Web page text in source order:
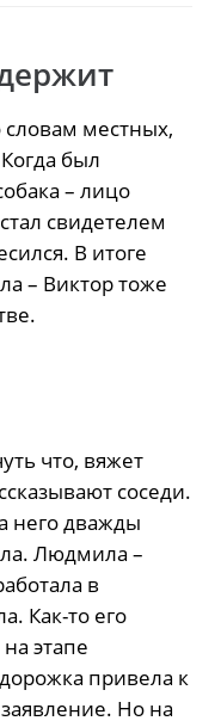
словам местных,
был
– лицо
свидетелем
В итоге
– Виктор тоже
что, вяжет
соседи.
него дважды
Людмила –
в
Как-то его
этапе
привела к
Но на